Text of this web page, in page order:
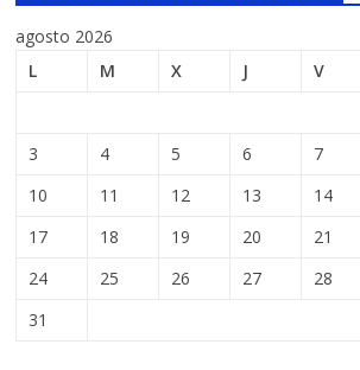
agosto 2026
L
M X J V
3
4 5 6 7
10
11 12 13 14
17
18 19 20 21
24
25 26 27 28
31